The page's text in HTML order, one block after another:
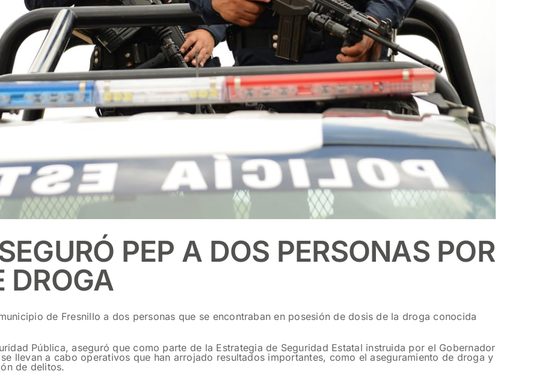
PEP A DOS PERSONAS POR
DROGA
de Fresnillo a dos personas que se encontraban en posesión de dosis de la droga conocida
Pública, aseguró que como parte de la Estrategia de Seguridad Estatal instruida por el Gobernador
llevan a cabo operativos que han arrojado resultados importantes, como el aseguramiento de droga y
de delitos.